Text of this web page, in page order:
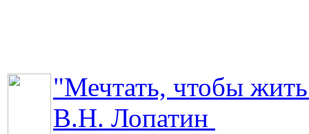
"Мечтать, чтобы
В.Н. Лопатин